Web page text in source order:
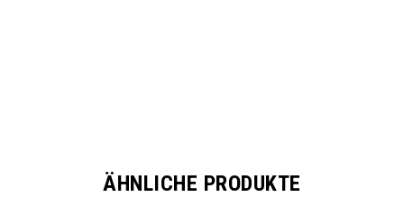
ÄHNLICHE PRODUKTE